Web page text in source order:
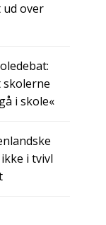
over
skolerne
i skole«
i tvivl